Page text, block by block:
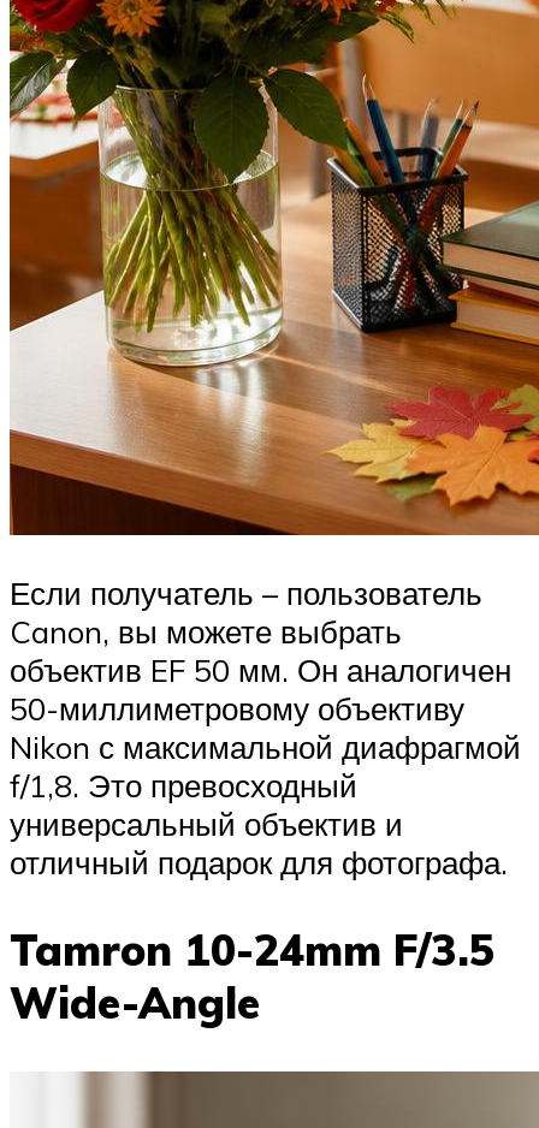
Если получатель – пользователь
Canon, вы можете выбрать
объектив EF 50 мм. Он аналогичен
50-миллиметровому объективу
Nikon с максимальной диафрагмой
f/1,8. Это превосходный
универсальный объектив и
отличный подарок для фотографа.
Tamron 10-24mm F/3.5
Wide-Angle